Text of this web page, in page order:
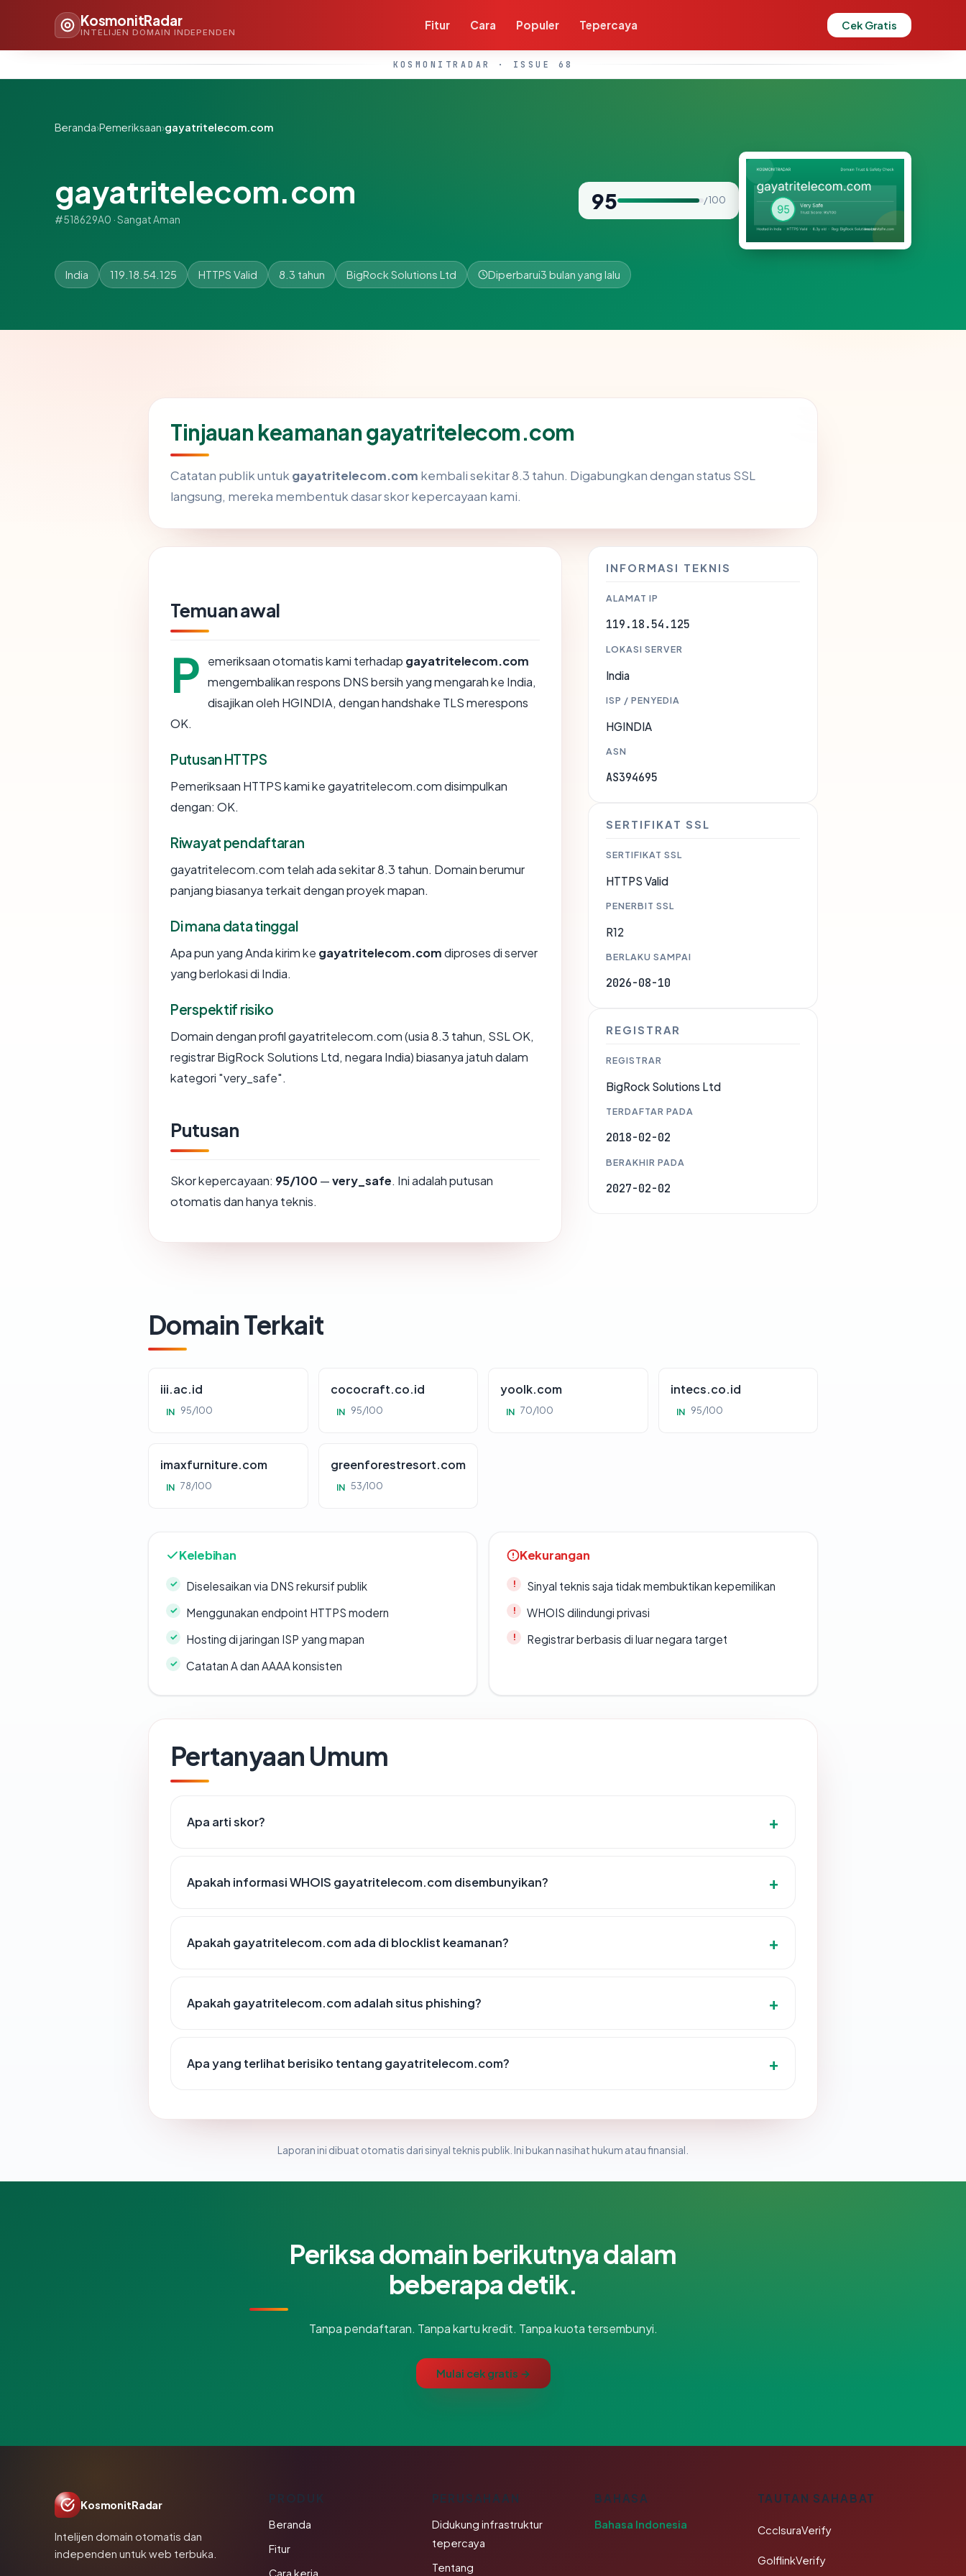
KosmonitRadar
INTELIJEN DOMAIN INDEPENDEN
Fitur Cara Populer Tepercaya Cek Gratis
KOSMONITRADAR · ISSUE 68
Beranda›Pemeriksaan›gayatritelecom.com
gayatritelecom.com
#518629A0 · Sangat Aman
95 / 100
India 119.18.54.125 HTTPS Valid 8.3 tahun BigRock Solutions Ltd Diperbarui3 bulan yang lalu
Tinjauan keamanan gayatritelecom.com
Catatan publik untuk gayatritelecom.com kembali sekitar 8.3 tahun. Digabungkan dengan status SSL
langsung, mereka membentuk dasar skor kepercayaan kami.
Temuan awal
P emeriksaan otomatis kami terhadap gayatritelecom.com
mengembalikan respons DNS bersih yang mengarah ke India,
disajikan oleh HGINDIA, dengan handshake TLS merespons
OK.
Putusan HTTPS
Pemeriksaan HTTPS kami ke gayatritelecom.com disimpulkan
dengan: OK.
Riwayat pendaftaran
gayatritelecom.com telah ada sekitar 8.3 tahun. Domain berumur
panjang biasanya terkait dengan proyek mapan.
Di mana data tinggal
Apa pun yang Anda kirim ke gayatritelecom.comdiproses di server
yang berlokasi di India.
Perspektif risiko
Domain dengan profil gayatritelecom.com (usia 8.3 tahun, SSL OK,
registrar BigRock Solutions Ltd, negara India) biasanya jatuh dalam
kategori "very_safe".
Putusan
Skor kepercayaan: 95/100 —very_safe. Ini adalah putusan
otomatis dan hanya teknis.
INFORMASI TEKNIS
ALAMAT IP
119.18.54.125
LOKASI SERVER
India
ISP / PENYEDIA
HGINDIA
ASN
AS394695
SERTIFIKAT SSL
SERTIFIKAT SSL
HTTPS Valid
PENERBIT SSL
R12
BERLAKU SAMPAI
2026-08-10
REGISTRAR
REGISTRAR
BigRock Solutions Ltd
TERDAFTAR PADA
2018-02-02
BERAKHIR PADA
2027-02-02
Domain Terkait
iii.ac.id
IN 95/100
cococraft.co.id
IN 95/100
yoolk.com
IN 70/100
intecs.co.id
IN 95/100
imaxfurniture.com
IN 78/100
greenforestresort.com
IN 53/100
Kelebihan
Diselesaikan via DNS rekursif publik
Menggunakan endpoint HTTPS modern
Hosting di jaringan ISP yang mapan
Catatan A dan AAAA konsisten
Kekurangan
Sinyal teknis saja tidak membuktikan kepemilikan
WHOIS dilindungi privasi
Registrar berbasis di luar negara target
Pertanyaan Umum
Apa arti skor?
Apakah informasi WHOIS gayatritelecom.com disembunyikan?
Apakah gayatritelecom.com ada di blocklist keamanan?
Apakah gayatritelecom.com adalah situs phishing?
Apa yang terlihat berisiko tentang gayatritelecom.com?
Laporan ini dibuat otomatis dari sinyal teknis publik. Ini bukan nasihat hukum atau finansial.
Periksa domain berikutnya dalam
beberapa detik.
Tanpa pendaftaran. Tanpa kartu kredit. Tanpa kuota tersembunyi.
Mulai cek gratis →
KosmonitRadar
Intelijen domain otomatis dan
independen untuk web terbuka.
Beranda
Fitur
Cara kerja
PERUSAHAAN
Didukung infrastruktur
tepercaya
Tentang
BAHASA
Bahasa Indonesia
TAUTAN SAHABAT
CcclsuraVerify
GolflinkVerify